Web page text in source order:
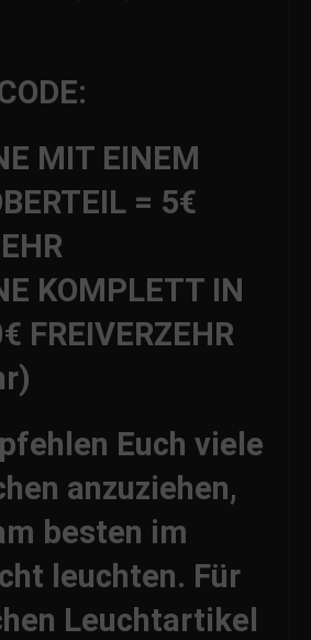
MIT EINEM
= 5€
KOMPLETT IN
FREIVERZEHR
Euch viele
anzuziehen,
besten im
leuchten. Für
Leuchtartikel